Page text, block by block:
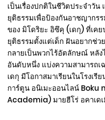
เป็นเรื่องปกติในชีวิตประจำวัน
ยุติธรรมเพื่อป้องกันอาชญากร
ของ มิโดริยะ อิซึคุ (เดกุ) ที่เค
ยุติธรรมตั้งแต่เด็ก ฝันอยากช่
กลายเป็นพวกไร้อัตลักษณ์ หลั
อันดับหนึ่ง แบ่งความสามารถเ
เดกุ มีโอกาสมาเรียนในโรงเรี
การ์ตูน อนิเมะออนไลน์
Academia) มายฮีโร่ อคาเด